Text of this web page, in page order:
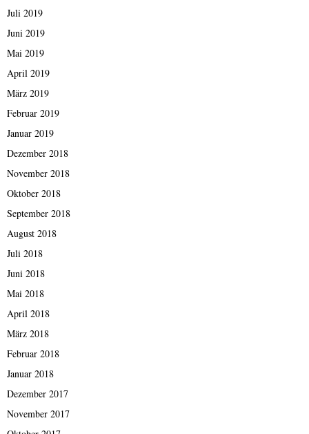
Juli 2019
Juni 2019
Mai 2019
April 2019
März 2019
Februar 2019
Januar 2019
Dezember 2018
November 2018
Oktober 2018
September 2018
August 2018
Juli 2018
Juni 2018
Mai 2018
April 2018
März 2018
Februar 2018
Januar 2018
Dezember 2017
November 2017